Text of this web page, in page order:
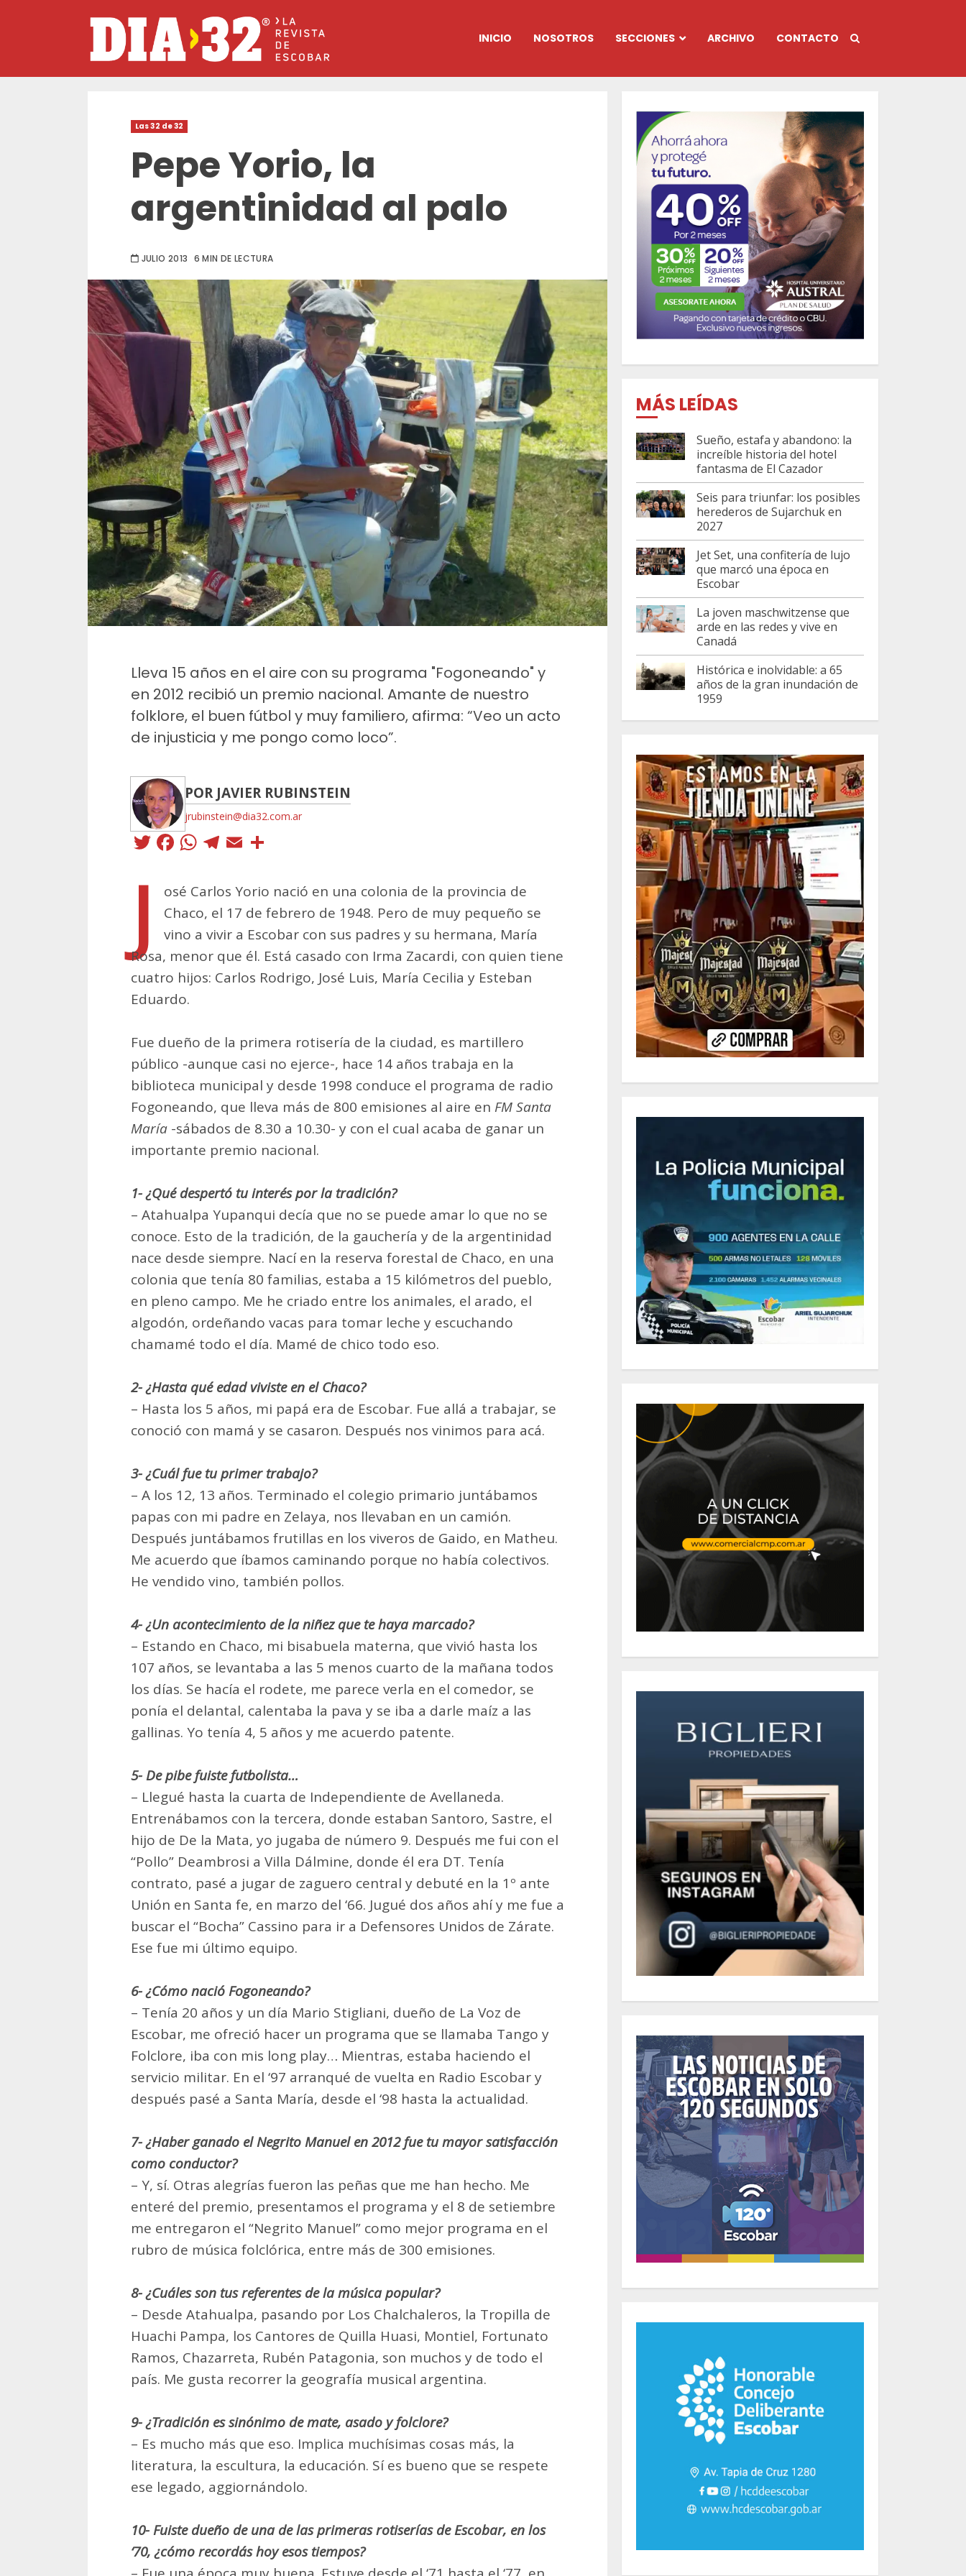
INICIO NOSOTROS SECCIONES ARCHIVO CONTACTO
Las 32 de 32
Pepe Yorio, la
argentinidad al palo
JULIO 2013 6 MIN DE LECTURA
Lleva 15 años en el aire con su programa "Fogoneando" y
en 2012 recibió un premio nacional. Amante de nuestro
folklore, el buen fútbol y muy familiero, afirma: “Veo un acto
de injusticia y me pongo como loco”.
POR JAVIER RUBINSTEIN
jrubinstein@dia32.com.ar
Twitter
Facebook
WhatsApp
Telegram
Email
J
osé Carlos Yorio nació en una colonia de la provincia de
Chaco, el 17 de febrero de 1948. Pero de muy pequeño se
vino a vivir a Escobar con sus padres y su hermana, María
Rosa, menor que él. Está casado con Irma Zacardi, con quien tiene
cuatro hijos: Carlos Rodrigo, José Luis, María Cecilia y Esteban
Eduardo.
Fue dueño de la primera rotisería de la ciudad, es martillero
público -aunque casi no ejerce-, hace 14 años trabaja en la
biblioteca municipal y desde 1998 conduce el programa de radio
Fogoneando, que lleva más de 800 emisiones al aire en FM Santa
María -sábados de 8.30 a 10.30- y con el cual acaba de ganar un
importante premio nacional.
1- ¿Qué despertó tu interés por la tradición?
– Atahualpa Yupanqui decía que no se puede amar lo que no se
conoce. Esto de la tradición, de la gauchería y de la argentinidad
nace desde siempre. Nací en la reserva forestal de Chaco, en una
colonia que tenía 80 familias, estaba a 15 kilómetros del pueblo,
en pleno campo. Me he criado entre los animales, el arado, el
algodón, ordeñando vacas para tomar leche y escuchando
chamamé todo el día. Mamé de chico todo eso.
2- ¿Hasta qué edad viviste en el Chaco?
– Hasta los 5 años, mi papá era de Escobar. Fue allá a trabajar, se
conoció con mamá y se casaron. Después nos vinimos para acá.
3- ¿Cuál fue tu primer trabajo?
– A los 12, 13 años. Terminado el colegio primario juntábamos
papas con mi padre en Zelaya, nos llevaban en un camión.
Después juntábamos frutillas en los viveros de Gaido, en Matheu.
Me acuerdo que íbamos caminando porque no había colectivos.
He vendido vino, también pollos.
4- ¿Un acontecimiento de la niñez que te haya marcado?
– Estando en Chaco, mi bisabuela materna, que vivió hasta los
107 años, se levantaba a las 5 menos cuarto de la mañana todos
los días. Se hacía el rodete, me parece verla en el comedor, se
ponía el delantal, calentaba la pava y se iba a darle maíz a las
gallinas. Yo tenía 4, 5 años y me acuerdo patente.
5- De pibe fuiste futbolista…
– Llegué hasta la cuarta de Independiente de Avellaneda.
Entrenábamos con la tercera, donde estaban Santoro, Sastre, el
hijo de De la Mata, yo jugaba de número 9. Después me fui con el
“Pollo” Deambrosi a Villa Dálmine, donde él era DT. Tenía
contrato, pasé a jugar de zaguero central y debuté en la 1º ante
Unión en Santa fe, en marzo del ‘66. Jugué dos años ahí y me fue a
buscar el “Bocha” Cassino para ir a Defensores Unidos de Zárate.
Ese fue mi último equipo.
6- ¿Cómo nació Fogoneando?
– Tenía 20 años y un día Mario Stigliani, dueño de La Voz de
Escobar, me ofreció hacer un programa que se llamaba Tango y
Folclore, iba con mis long play… Mientras, estaba haciendo el
servicio militar. En el ‘97 arranqué de vuelta en Radio Escobar y
después pasé a Santa María, desde el ‘98 hasta la actualidad.
7- ¿Haber ganado el Negrito Manuel en 2012 fue tu mayor satisfacción
como conductor?
– Y, sí. Otras alegrías fueron las peñas que me han hecho. Me
enteré del premio, presentamos el programa y el 8 de setiembre
me entregaron el “Negrito Manuel” como mejor programa en el
rubro de música folclórica, entre más de 300 emisiones.
8- ¿Cuáles son tus referentes de la música popular?
– Desde Atahualpa, pasando por Los Chalchaleros, la Tropilla de
Huachi Pampa, los Cantores de Quilla Huasi, Montiel, Fortunato
Ramos, Chazarreta, Rubén Patagonia, son muchos y de todo el
país. Me gusta recorrer la geografía musical argentina.
9- ¿Tradición es sinónimo de mate, asado y folclore?
– Es mucho más que eso. Implica muchísimas cosas más, la
literatura, la escultura, la educación. Sí es bueno que se respete
ese legado, aggiornándolo.
10- Fuiste dueño de una de las primeras rotiserías de Escobar, en los
‘70, ¿cómo recordás hoy esos tiempos?
MÁS LEÍDAS
Sueño, estafa y abandono: la
increíble historia del hotel
fantasma de El Cazador
Seis para triunfar: los posibles
herederos de Sujarchuk en
2027
Jet Set, una confitería de lujo
que marcó una época en
Escobar
La joven maschwitzense que
arde en las redes y vive en
Canadá
Histórica e inolvidable: a 65
años de la gran inundación de
1959